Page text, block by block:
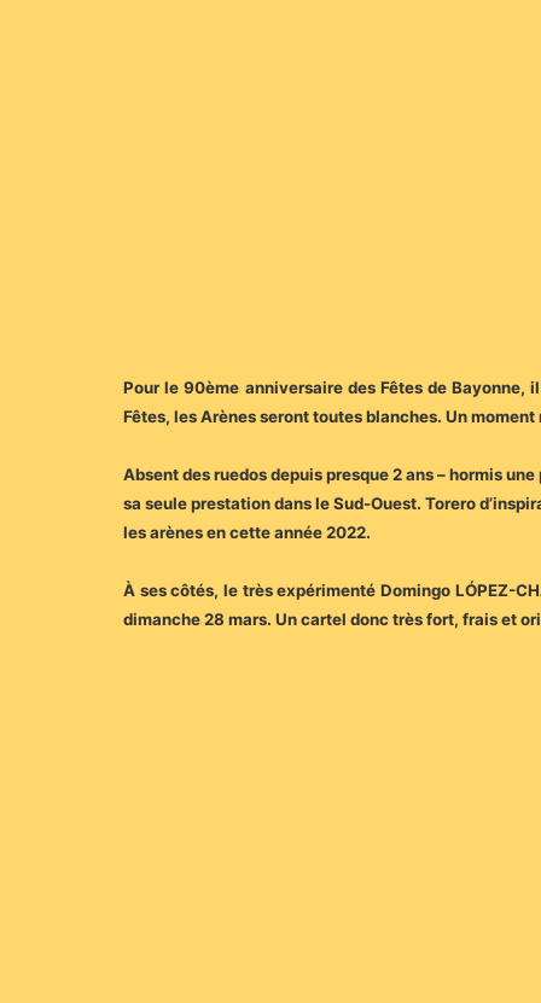
Pour le 90ème anniversaire des Fêtes de Bayonne,
Fêtes, les Arènes seront toutes blanches. Un
Absent des ruedos depuis presque 2 ans – hormis
sa seule prestation dans le Sud-Ouest. Torero
les arènes en cette année 2022.
À ses côtés, le très expérimenté Domingo LÓPEZ-
dimanche 28 mars. Un cartel donc très fort, frais et